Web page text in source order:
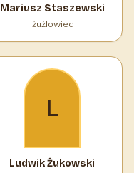
Mariusz Staszewski
żużlowiec
L
Ludwik Żukowski